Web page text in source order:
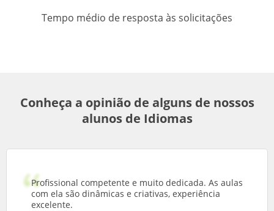
Tempo médio de resposta às solicitações
Conheça a opinião de alguns de nossos
alunos de Idiomas
Profissional competente e muito dedicada. As aulas
com ela são dinâmicas e criativas, experiência
excelente.